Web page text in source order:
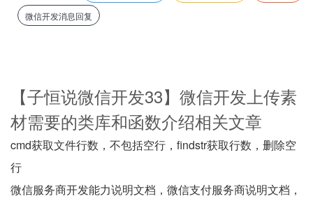
微信开发消息回复
【子恒说微信开发33】微信开发上传素
材需要的类库和函数介绍相关文章
cmd获取文件行数，不包括空行，findstr获取行数，删除空
行
微信服务商开发能力说明文档，微信支付服务商说明文档，